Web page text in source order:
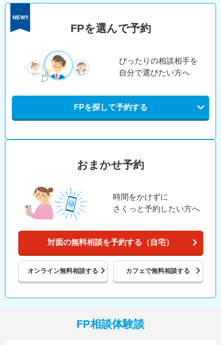
FPを選んで予約
ぴったりの相談相手を
自分で選びたい方へ
FPを探して予約する
おまかせ予約
時間をかけずに
さくっと予約したい方へ
対面の無料相談を予約する（自宅）
オンライン無料相談する カフェで無料相談する
FP相談体験談